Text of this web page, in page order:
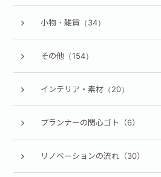
小物・雑貨（34）
その他（154）
インテリア・素材（20）
プランナーの関心ゴト（6）
リノベーションの流れ（30）